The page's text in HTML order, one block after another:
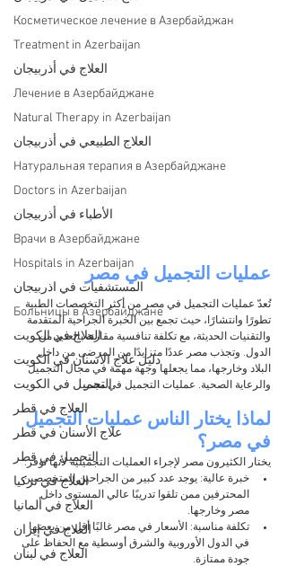
Косметическое лечение в Азербайджан
Treatment in Azerbaijan
العلاج في أذربيجان
Лечение в Азербайджане
Natural Therapy in Azerbaijan
العلاج الطبيعي في أذربيجان
Натуральная терапия в Азербайджане
Doctors in Azerbaijan
الأطباء في أذربيجان
Врачи в Азербайджане
Hospitals in Azerbaijan
المستشفيات في اذربيجان
Больницы в Азербайджане
العلاج في الكويت
دليل علاج الأسنان في الكويت
التجميل في الكويت
العلاج في قطر
علاج الأسنان في قطر
التجميل في قطر
العلاج في تركيا
العلاج في ألمانيا
العلاج في إيران
العلاج في لبنان
عمليات التجميل في مصر
تُعدّ عمليات التجميل في مصر من أكثر التخصصات الطبية
تطورًا وانتشارًا، حيث تجمع بين الخبرة الجراحية المتقدمة
والتقنيات الحديثة، مع تكلفة تنافسية مقارنة بالعديد من
الدول. وتجذب مصر عددًا متزايدًا من المرضى من داخل
البلاد وخارجها، مما يجعلها وجهة مهمة في مجال التجميل
والرعاية الصحية. عمليات التجميل في مصر
لماذا يختار الناس عمليات التجميل
في مصر؟
يختار الكثيرون مصر لإجراء العمليات التجميلية لأنها توفر:
خبرة عالية: يوجد عدد كبير من الجراحين المتخصصين
المحترفين ممن تلقوا تدريبًا عالي المستوى داخل
مصر وخارجها.
تكلفة مناسبة: الأسعار في مصر غالبًا أقل من بعضها
في الدول الأوروبية والشرق أوسطية مع الحفاظ على
جودة ممتازة.